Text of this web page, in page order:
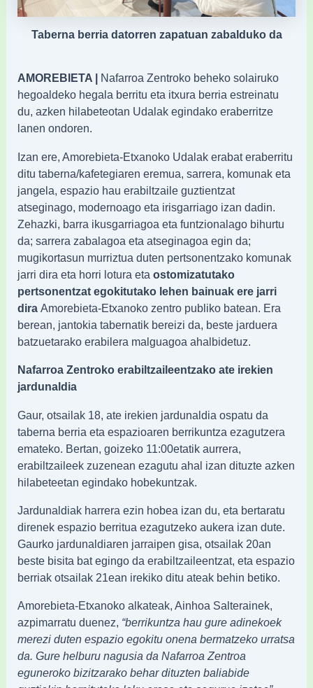
Taberna berria datorren zapatuan zabalduko da
AMOREBIETA | Nafarroa Zentroko beheko solairuko
hegoaldeko hegala berritu eta itxura berria estreinatu
du, azken hilabeteotan Udalak egindako eraberritze
lanen ondoren.
Izan ere, Amorebieta-Etxanoko Udalak erabat eraberritu
ditu taberna/kafetegiaren eremua, sarrera, komunak eta
jangela, espazio hau erabiltzaile guztientzat
atseginago, modernoago eta irisgarriago izan dadin.
Zehazki, barra ikusgarriagoa eta funtzionalago bihurtu
da; sarrera zabalagoa eta atseginagoa egin da;
mugikortasun murriztua duten pertsonentzako komunak
jarri dira eta horri lotura etaostomizatutako
pertsonentzat egokitutako lehen bainuak ere jarri
diraAmorebieta-Etxanoko zentro publiko batean. Era
berean, jantokia tabernatik bereizi da, beste jarduera
batzuetarako erabilera malguagoa ahalbidetuz.
Nafarroa Zentroko erabiltzaileentzako ate irekien
jardunaldia
Gaur, otsailak 18, ate irekien jardunaldia ospatu da
taberna berria eta espazioaren berrikuntza ezagutzera
emateko. Bertan, goizeko 11:00etatik aurrera,
erabiltzaileek zuzenean ezagutu ahal izan dituzte azken
hilabeteetan egindako hobekuntzak.
Jardunaldiak harrera ezin hobea izan du, eta bertaratu
direnek espazio berritua ezagutzeko aukera izan dute.
Gaurko jardunaldiaren jarraipen gisa, otsailak 20an
beste bisita bat egingo da erabiltzaileentzat, eta espazio
berriak otsailak 21ean irekiko ditu ateak behin betiko.
Amorebieta-Etxanoko alkateak, Ainhoa Salterainek,
azpimarratu duenez, “berrikuntza hau gure adinekoek
merezi duten espazio egokitu onena bermatzeko urratsa
da. Gure helburu nagusia da Nafarroa Zentroa
eguneroko bizitzarako behar dituzten baliabide